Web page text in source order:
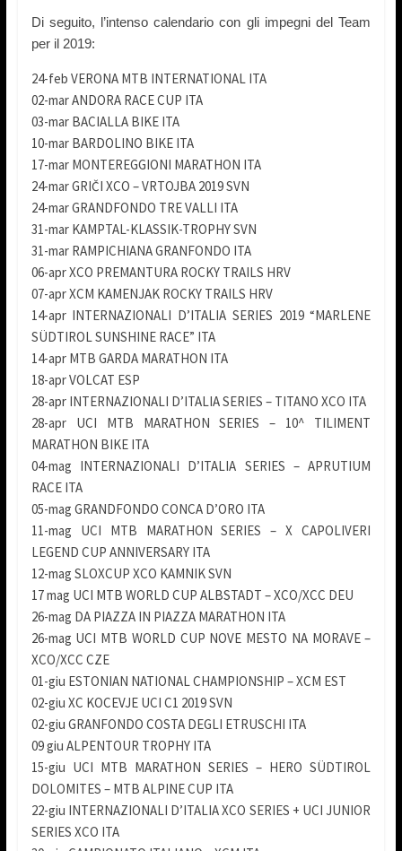
Di seguito, l’intenso calendario con gli impegni del Team
per il 2019:
24-feb VERONA MTB INTERNATIONAL ITA
02-mar ANDORA RACE CUP ITA
03-mar BACIALLA BIKE ITA
10-mar BARDOLINO BIKE ITA
17-mar MONTEREGGIONI MARATHON ITA
24-mar GRIČI XCO – VRTOJBA 2019 SVN
24-mar GRANDFONDO TRE VALLI ITA
31-mar KAMPTAL-KLASSIK-TROPHY SVN
31-mar RAMPICHIANA GRANFONDO ITA
06-apr XCO PREMANTURA ROCKY TRAILS HRV
07-apr XCM KAMENJAK ROCKY TRAILS HRV
14-apr INTERNAZIONALI D’ITALIA SERIES 2019 “MARLENE
SÜDTIROL SUNSHINE RACE” ITA
14-apr MTB GARDA MARATHON ITA
18-apr VOLCAT ESP
28-apr INTERNAZIONALI D’ITALIA SERIES – TITANO XCO ITA
28-apr UCI MTB MARATHON SERIES – 10^ TILIMENT
MARATHON BIKE ITA
04-mag INTERNAZIONALI D’ITALIA SERIES – APRUTIUM
RACE ITA
05-mag GRANDFONDO CONCA D’ORO ITA
11-mag UCI MTB MARATHON SERIES – X CAPOLIVERI
LEGEND CUP ANNIVERSARY ITA
12-mag SLOXCUP XCO KAMNIK SVN
17 mag UCI MTB WORLD CUP ALBSTADT – XCO/XCC DEU
26-mag DA PIAZZA IN PIAZZA MARATHON ITA
26-mag UCI MTB WORLD CUP NOVE MESTO NA MORAVE –
XCO/XCC CZE
01-giu ESTONIAN NATIONAL CHAMPIONSHIP – XCM EST
02-giu XC KOCEVJE UCI C1 2019 SVN
02-giu GRANFONDO COSTA DEGLI ETRUSCHI ITA
09 giu ALPENTOUR TROPHY ITA
15-giu UCI MTB MARATHON SERIES – HERO SÜDTIROL
DOLOMITES – MTB ALPINE CUP ITA
22-giu INTERNAZIONALI D’ITALIA XCO SERIES + UCI JUNIOR
SERIES XCO ITA